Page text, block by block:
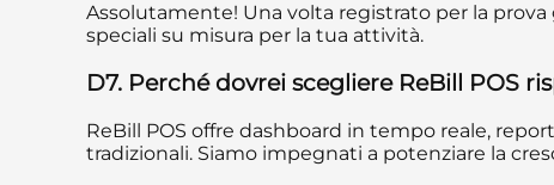
Assolutamente! Una volta registrato per la
speciali su misura per la tua attività.
D7. Perché dovrei scegliere ReBill POS
ReBill POS offre dashboard in tempo reale,
tradizionali. Siamo impegnati a potenziare la